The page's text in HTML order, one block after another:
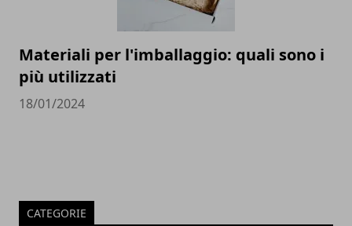
Materiali per l'imballaggio: quali sono i
più utilizzati
18/01/2024
CATEGORIE